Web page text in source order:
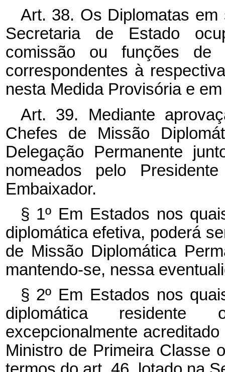
Art. 38. Os Diplomatas
Secretaria de Estado
comissão ou funções de
correspondentes à
nesta Medida Provisória e
Art. 39. Mediante
Chefes de Missão
Delegação Permanente
nomeados pelo
Embaixador.
§ 1º Em Estados nos
diplomática efetiva, poderá
de Missão Diplomática
mantendo-se, nessa
§ 2º Em Estados nos
diplomática
excepcionalmente
Ministro de Primeira Classe